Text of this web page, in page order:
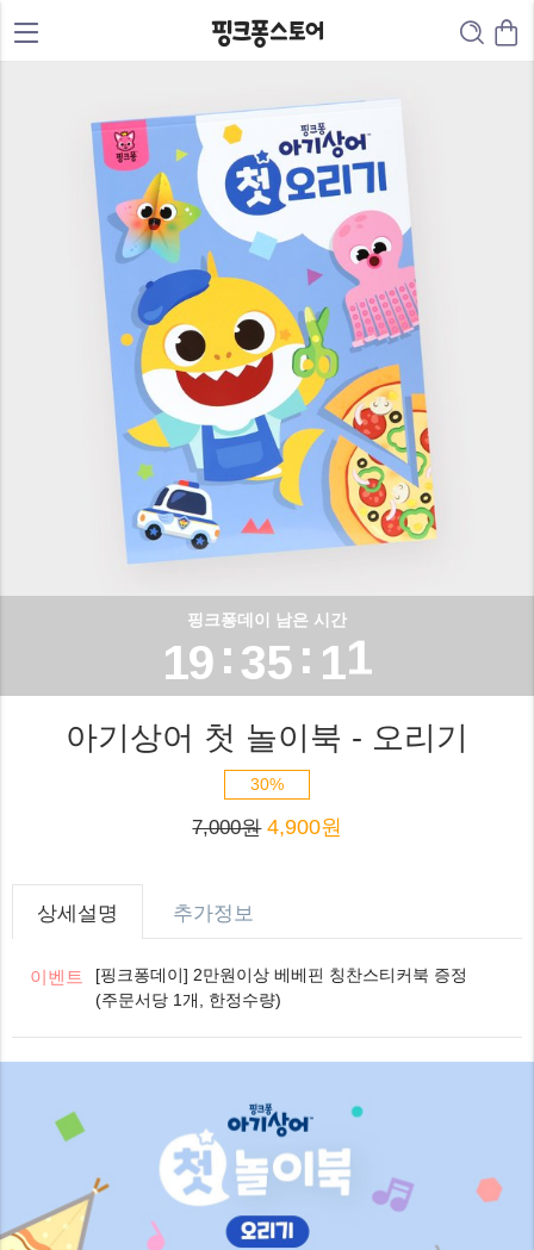
핑크퐁데이 남은 시간
0
1
2
5
6
7
8
9
0
1
2
3
4
5
6
7
8
9 :
0
1
2
3
4
5
6
7
8
9
0
1
2
3
4
5
6
7
8
: 0
1
3
5
7
9
0
1
2
3
4
5
6
7
8
아기상어 첫 놀이북 - 오리기
30%
7,000원 4,900원
상세설명 추가정보
이벤트
[핑크퐁데이] 2만원이상 베베핀 칭찬스티커북 증정
(주문서당 1개, 한정수량)